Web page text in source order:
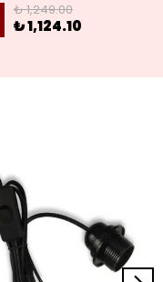
₺ 1,249.00
₺ 1,124.10